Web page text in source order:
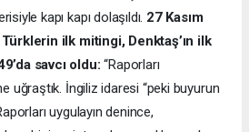
kapı kapı dolaşıldı. 27 Kasım
ilk mitingi, Denktaş’ın ilk
savcı oldu:“Raporları
uğraştık. İngiliz idaresi “peki buyurun
uygulayın denince,